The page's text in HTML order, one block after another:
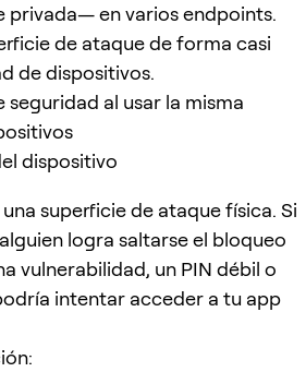
privada— en varios endpoints.
de ataque de forma casi
de dispositivos.
seguridad al usar la misma
dispositivo
superficie de ataque física. Si
logra saltarse el bloqueo
vulnerabilidad, un PIN débil o
intentar acceder a tu app